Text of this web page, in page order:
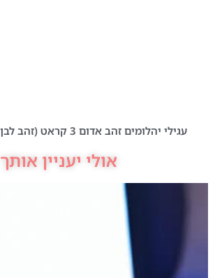
עגילי יהלומים זהב אדום 3 קראט (זהב לבן / אדום / צהוב)
אולי יעניין אותך